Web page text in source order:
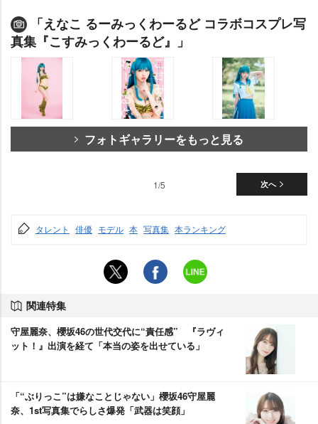
「えなこ るーみっくわーるど コラボコスプレ写
真集『こすみっくわーるど』」
フォトギャラリーをもっと見る
次へ
1/5
タレント 俳優 モデル 本 写真集 本ランキング
関連特集
守屋麗奈、櫻坂46の世代交代に“責任感” 『ラヴィ
ット！』出演を経て「本当の姿を出せている」
「“ぶりっこ”は嫌なことじゃない」櫻坂46守屋麗
奈、1st写真集でらしさ爆発「武器は笑顔」